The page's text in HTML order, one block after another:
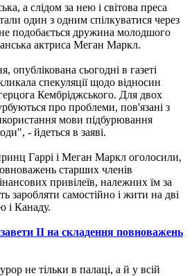
а слідом за нею і світова преса
один з одним спілкуватися через
подобається дружина молодшого
актриса Меган Маркл.
опублікована сьогодні в газеті
спекуляції щодо відносин
Кембріджського. Для двох
про проблеми, пов'язані з
мови підбурювання
- йдеться в заяві.
Гаррі і Меган Маркл оголосили,
старших членів
привілеїв, належних їм за
заробляти самостійно і жити на дві
і Канаду.
II на складення повноважень
не тільки в палаці, а й у всій